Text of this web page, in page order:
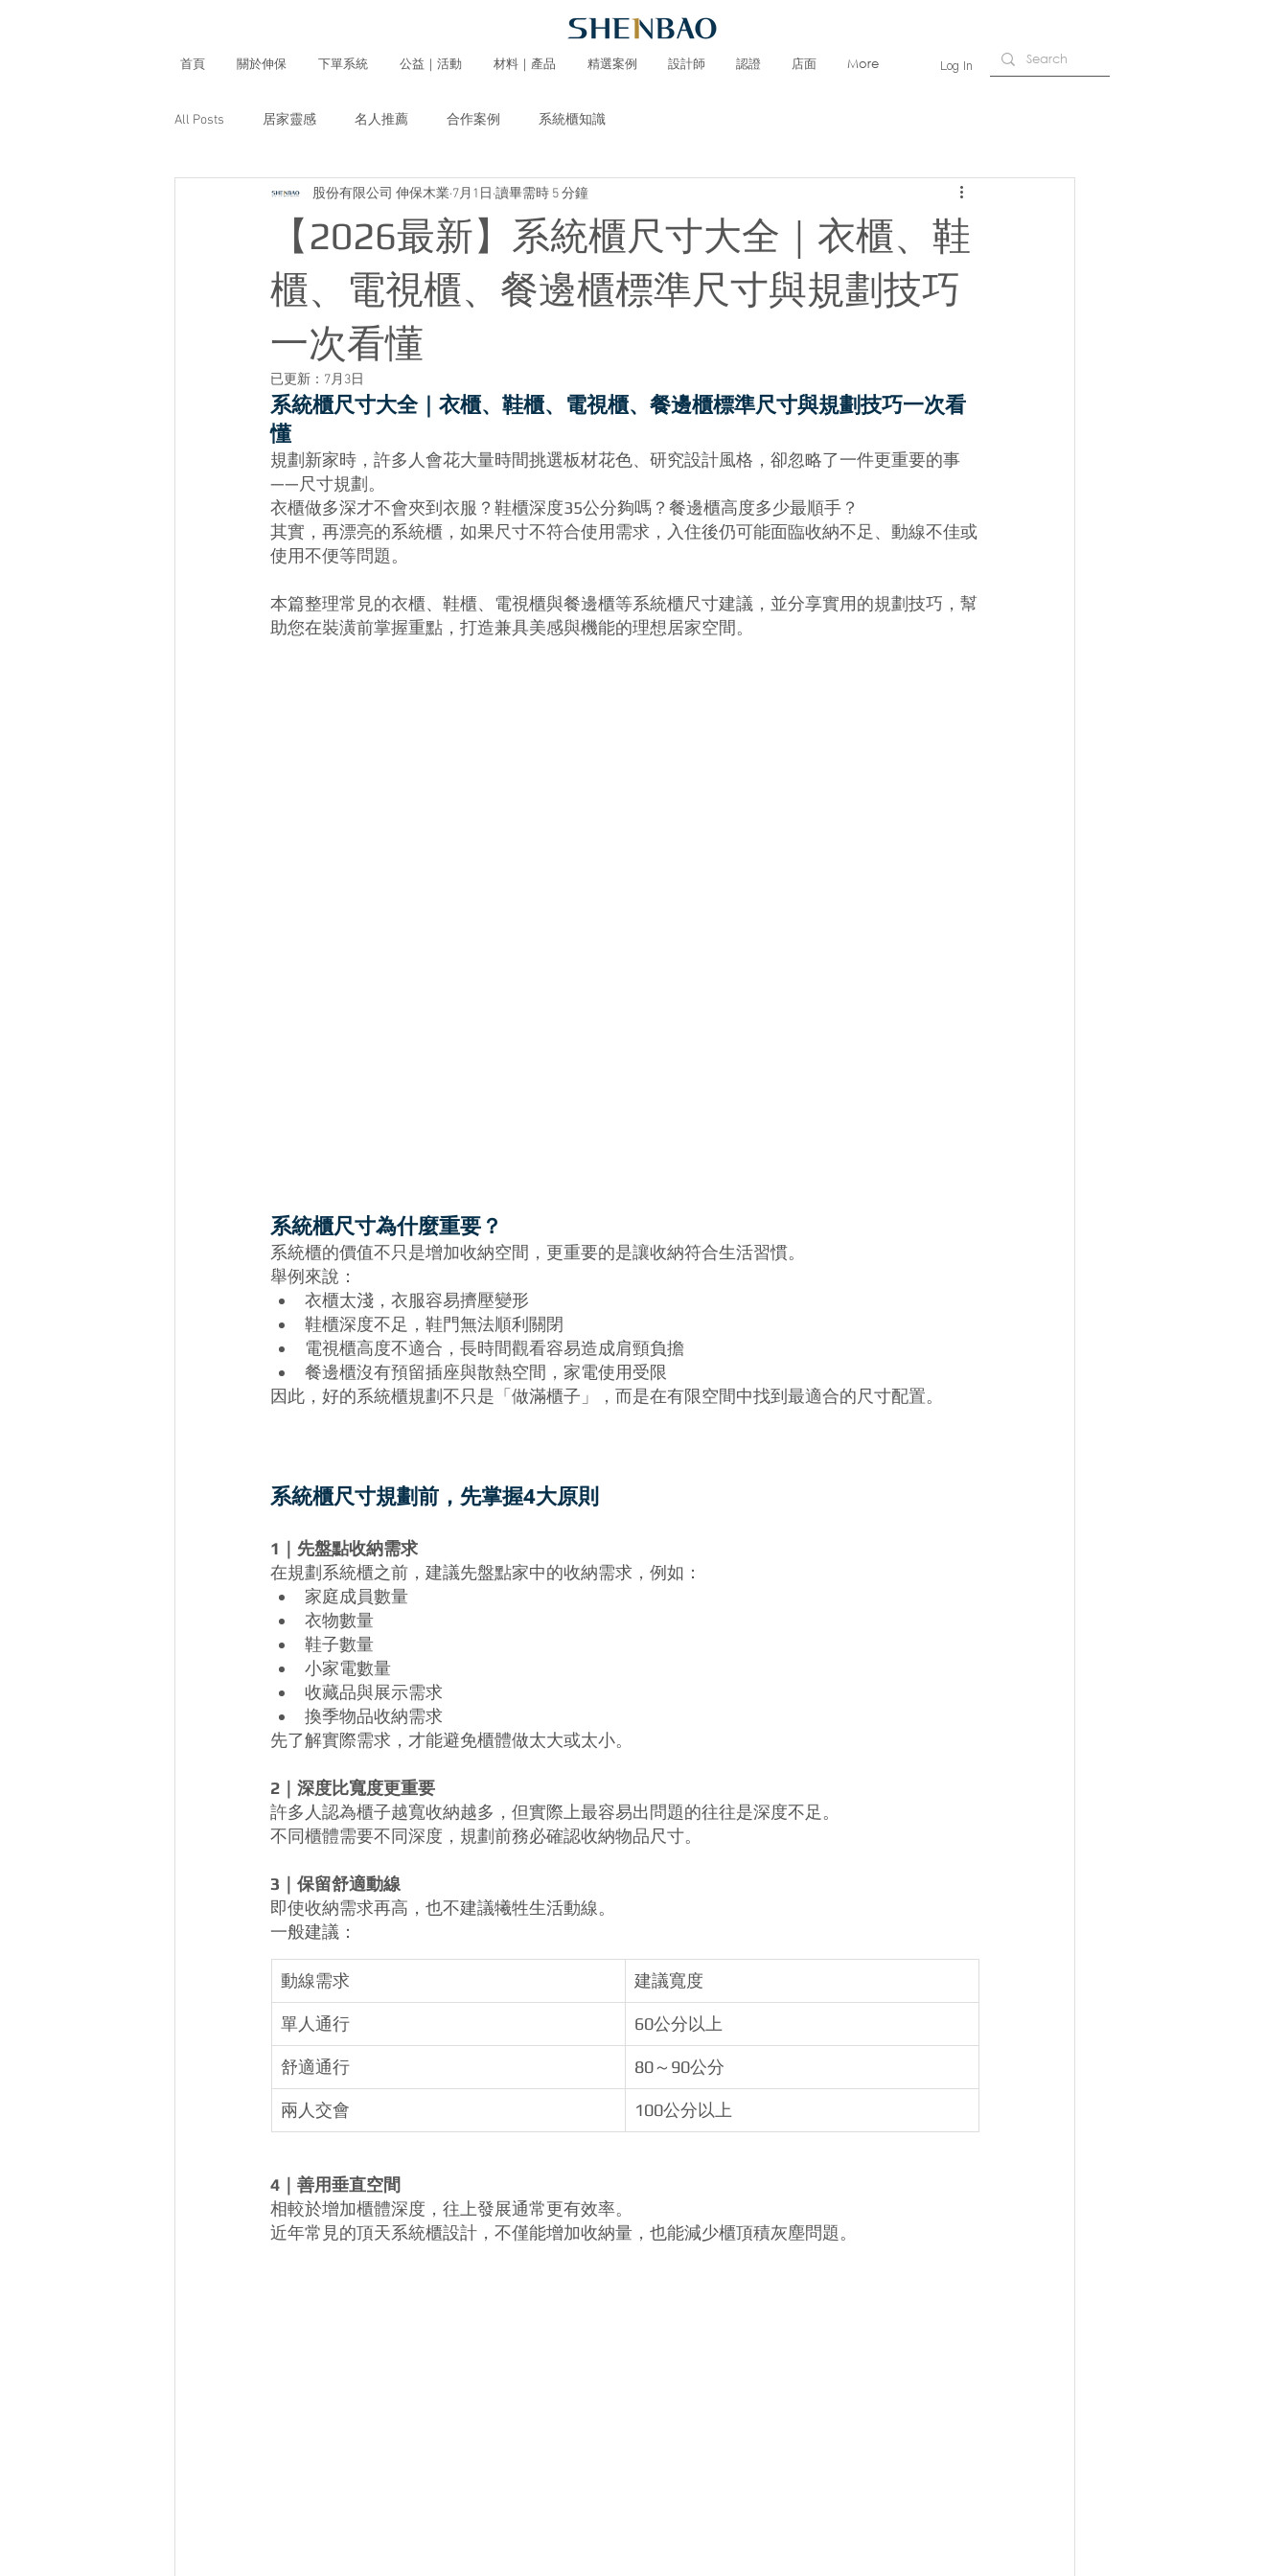
首頁 關於伸保 下單系統 公益｜活動 材料｜產品 精選案例 設計師 認證 店面 More Log In
All Posts 居家靈感 名人推薦 合作案例 系統櫃知識
【2026最新】系統櫃尺寸大全｜衣櫃、鞋
櫃、電視櫃、餐邊櫃標準尺寸與規劃技巧
一次看懂
股份有限公司 伸保木業 7月1日 讀畢需時 5 分鐘
已更新： 7月3日
系統櫃尺寸大全｜衣櫃、鞋櫃、電視櫃、餐邊櫃標準尺寸與規劃技巧一次看
懂
規劃新家時，許多人會花大量時間挑選板材花色、研究設計風格，卻忽略了一件更重要的事
——尺寸規劃。
衣櫃做多深才不會夾到衣服？鞋櫃深度35公分夠嗎？餐邊櫃高度多少最順手？
其實，再漂亮的系統櫃，如果尺寸不符合使用需求，入住後仍可能面臨收納不足、動線不佳或
使用不便等問題。
本篇整理常見的衣櫃、鞋櫃、電視櫃與餐邊櫃等系統櫃尺寸建議，並分享實用的規劃技巧，幫
助您在裝潢前掌握重點，打造兼具美感與機能的理想居家空間。
系統櫃尺寸為什麼重要？
系統櫃的價值不只是增加收納空間，更重要的是讓收納符合生活習慣。
舉例來說：
衣櫃太淺，衣服容易擠壓變形
鞋櫃深度不足，鞋門無法順利關閉
電視櫃高度不適合，長時間觀看容易造成肩頸負擔
餐邊櫃沒有預留插座與散熱空間，家電使用受限
因此，好的系統櫃規劃不只是「做滿櫃子」，而是在有限空間中找到最適合的尺寸配置。
系統櫃尺寸規劃前，先掌握4大原則
1｜先盤點收納需求
在規劃系統櫃之前，建議先盤點家中的收納需求，例如：
家庭成員數量
衣物數量
鞋子數量
小家電數量
收藏品與展示需求
換季物品收納需求
先了解實際需求，才能避免櫃體做太大或太小。
2｜深度比寬度更重要
許多人認為櫃子越寬收納越多，但實際上最容易出問題的往往是深度不足。
不同櫃體需要不同深度，規劃前務必確認收納物品尺寸。
3｜保留舒適動線
即使收納需求再高，也不建議犧牲生活動線。
一般建議：
動線需求 建議寬度
單人通行 60公分以上
舒適通行 80～90公分
兩人交會 100公分以上
4｜善用垂直空間
相較於增加櫃體深度，往上發展通常更有效率。
近年常見的頂天系統櫃設計，不僅能增加收納量，也能減少櫃頂積灰塵問題。